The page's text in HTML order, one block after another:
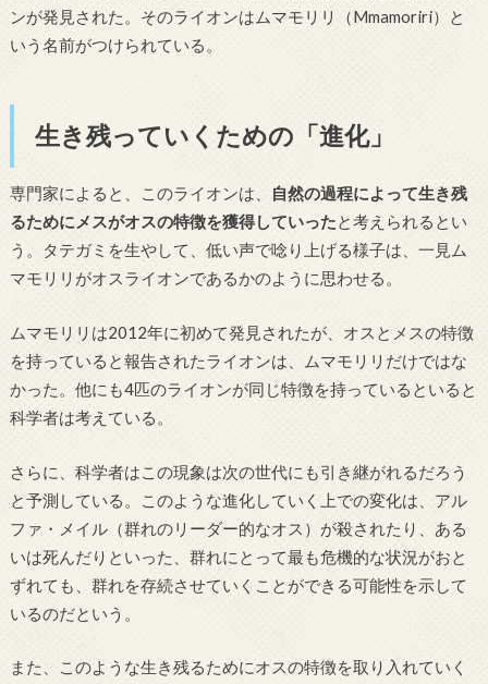
ンが発見された。そのライオンはムマモリリ（Mmamoriri）と
いう名前がつけられている。
生き残っていくための「進化」
専門家によると、このライオンは、
自然の過程によって生き残
るためにメスがオスの特徴を獲得していったと考えられるとい
う。タテガミを生やして、低い声で唸り上げる様子は、一見ム
マモリリがオスライオンであるかのように思わせる。
ムマモリリは2012年に初めて発見されたが、オスとメスの特徴
を持っていると報告されたライオンは、ムマモリリだけではな
かった。他にも4匹のライオンが同じ特徴を持っているといると
科学者は考えている。
さらに、科学者はこの現象は次の世代にも引き継がれるだろう
と予測している。このような進化していく上での変化は、アル
ファ・メイル（群れのリーダー的なオス）が殺されたり、ある
いは死んだりといった、群れにとって最も危機的な状況がおと
ずれても、群れを存続させていくことができる可能性を示して
いるのだという。
また、このような生き残るためにオスの特徴を取り入れていく